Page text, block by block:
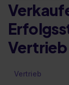
Vertrieb
Vertrieb